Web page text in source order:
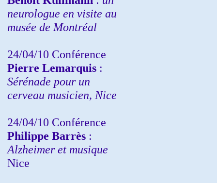
neurologue en visite au
musée de Montréal
24/04/10 Conférence
Pierre Lemarquis :
Sérénade pour un
cerveau musicien, Nice
24/04/10 Conférence
Philippe Barrès :
Alzheimer et musique
Nice